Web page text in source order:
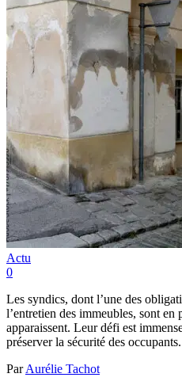
Actu
0
Les syndics, dont l’une des
l’entretien des immeubles, sont
apparaissent. Leur défi est
préserver la sécurité des occupants.
ParAurélie Tachot